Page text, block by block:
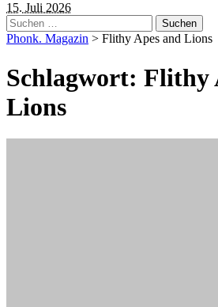
15. Juli 2026
Suchen
nach:
Phonk. Magazin > Flithy Apes and Lions
Schlagwort: Flithy
Lions